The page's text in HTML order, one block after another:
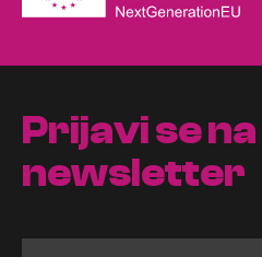
Prijavi se
newsletter